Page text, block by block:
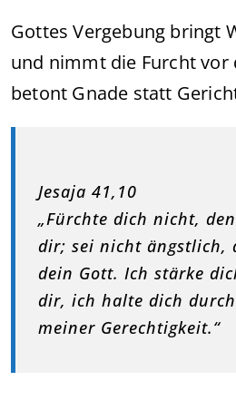
Gottes Vergebung bringt
und nimmt die Furcht vor
betont Gnade statt
Jesaja 41,10
„Fürchte dich nicht,
dir; sei nicht ängstlich,
dein Gott. Ich stärke
dir, ich halte dich
meiner Gerechtigkeit.“